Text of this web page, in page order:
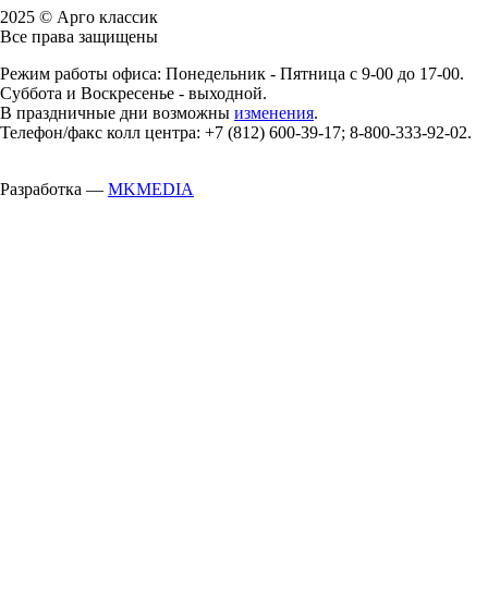
2025 © Арго классик
Все права защищены
Режим работы офиса: Понедельник - Пятница с 9-00 до 17-00.
Суббота и Воскресенье - выходной.
В праздничные дни возможны изменения.
Телефон/факс колл центра: +7 (812) 600-39-17; 8-800-333-92-02.
Разработка — MKMEDIA